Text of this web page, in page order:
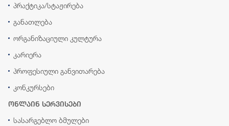
პრაქტიკა/სტაჟირება
განათლება
ორგანიზაციული კულტურა
კარიერა
პროფესიული განვითარება
კონკურსები
ონლაინ სერვისები
სასარგებლო ბმულები